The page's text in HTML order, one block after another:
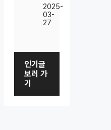
2025-
03-
27
인기글
보러 가
기